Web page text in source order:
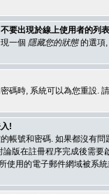
要出現於線上使用者的列
一個 隱藏您的狀態的選項,
碼時, 系統可以為您重設.
!
帳號和密碼. 如果都沒有
版在註冊程序完成後需
使用的電子郵件網域被系